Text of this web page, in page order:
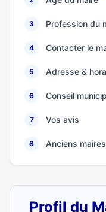
3 Profession du
4 Contacter le
5 Adresse &
6 Conseil
7 Vos avis
8 Anciens maires
Profil du